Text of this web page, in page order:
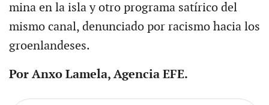
mina en la isla y otro programa satírico del
mismo canal, denunciado por racismo hacia los
groenlandeses.
Por Anxo Lamela, Agencia EFE.